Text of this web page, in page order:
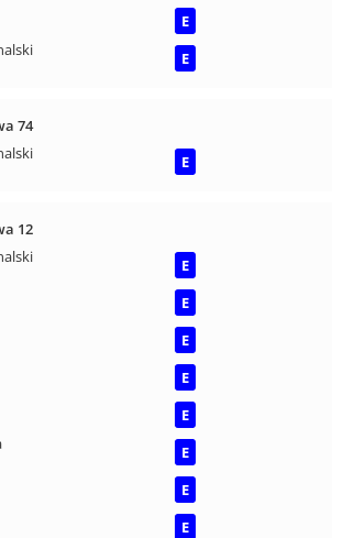
E
E
74
E
12
E
E
E
E
E
E
E
E